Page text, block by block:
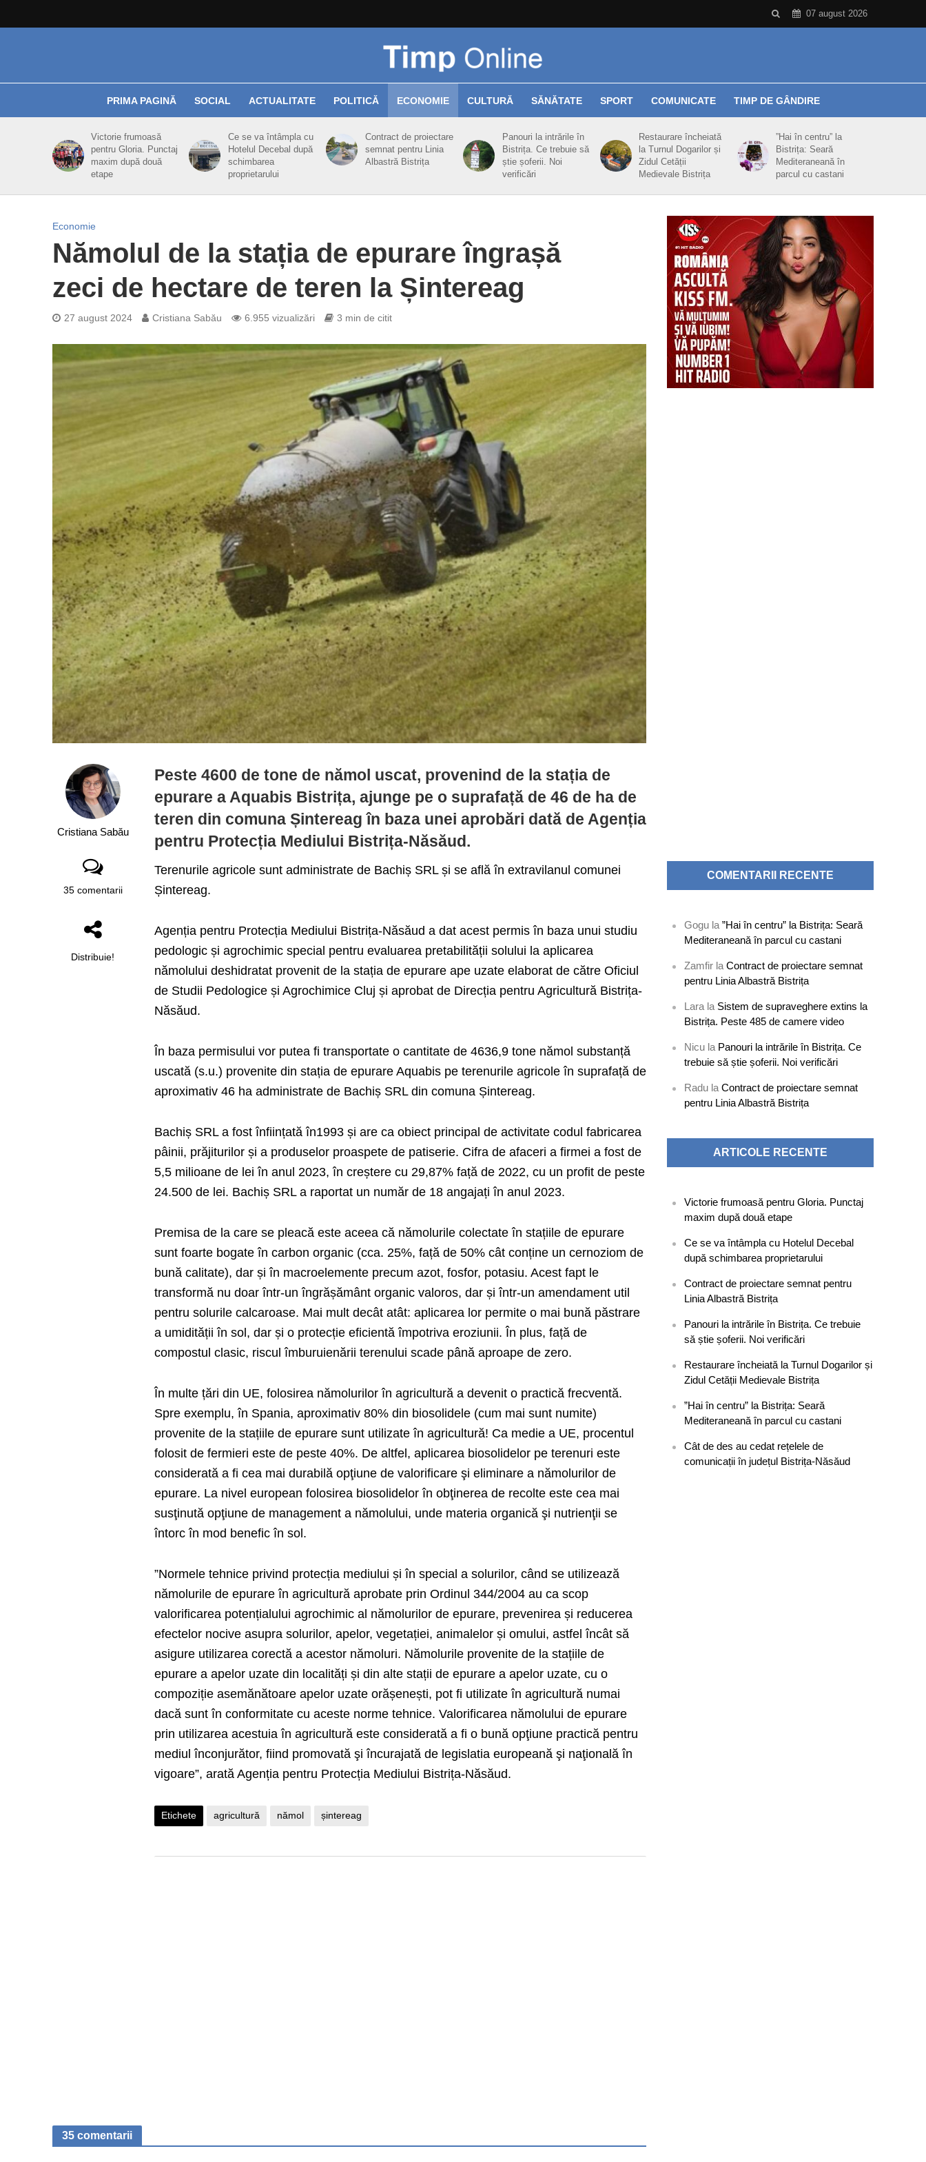
07 august 2026
PRIMA PAGINĂ SOCIAL ACTUALITATE POLITICĂ ECONOMIE CULTURĂ SĂNĂTATE SPORT COMUNICATE TIMP DE GÂNDIRE
Victorie frumoasă
pentru Gloria. Punctaj
maxim după două
etape
Ce se va întâmpla cu
Hotelul Decebal după
schimbarea
proprietarului
Contract de proiectare
semnat pentru Linia
Albastră Bistrița
Panouri la intrările în
Bistrița. Ce trebuie să
știe șoferii. Noi
verificări
Restaurare încheiată
la Turnul Dogarilor și
Zidul Cetății
Medievale Bistrița
”Hai în centru” la
Bistrița: Seară
Mediteraneană în
parcul cu castani
Economie
Nămolul de la stația de epurare îngrașă
zeci de hectare de teren la Șintereag
27 august 2024 Cristiana Sabău 6.955 vizualizări 3 min de citit
Cristiana Sabău
35 comentarii
Distribuie!
Peste 4600 de tone de nămol uscat, provenind de la stația de
epurare a Aquabis Bistrița, ajunge pe o suprafață de 46 de ha de
teren din comuna Șintereag în baza unei aprobări dată de Agenția
pentru Protecția Mediului Bistrița-Năsăud.
Terenurile agricole sunt administrate de Bachiș SRL și se află în extravilanul comunei
Șintereag.
Agenția pentru Protecția Mediului Bistrița-Năsăud a dat acest permis în baza unui studiu
pedologic și agrochimic special pentru evaluarea pretabilității solului la aplicarea
nămolului deshidratat provenit de la stația de epurare ape uzate elaborat de către Oficiul
de Studii Pedologice și Agrochimice Cluj și aprobat de Direcția pentru Agricultură Bistrița-
Năsăud.
În baza permisului vor putea fi transportate o cantitate de 4636,9 tone nămol substanță
uscată (s.u.) provenite din stația de epurare Aquabis pe terenurile agricole în suprafață de
aproximativ 46 ha administrate de Bachiș SRL din comuna Șintereag.
Bachiș SRL a fost înființată în1993 și are ca obiect principal de activitate codul fabricarea
pâinii, prăjiturilor și a produselor proaspete de patiserie. Cifra de afaceri a firmei a fost de
5,5 milioane de lei în anul 2023, în creștere cu 29,87% față de 2022, cu un profit de peste
24.500 de lei. Bachiș SRL a raportat un număr de 18 angajați în anul 2023.
Premisa de la care se pleacă este aceea că nămolurile colectate în stațiile de epurare
sunt foarte bogate în carbon organic (cca. 25%, față de 50% cât conține un cernoziom de
bună calitate), dar și în macroelemente precum azot, fosfor, potasiu. Acest fapt le
transformă nu doar într-un îngrășământ organic valoros, dar și într-un amendament util
pentru solurile calcaroase. Mai mult decât atât: aplicarea lor permite o mai bună păstrare
a umidității în sol, dar și o protecție eficientă împotriva eroziunii. În plus, față de
compostul clasic, riscul îmburuienării terenului scade până aproape de zero.
În multe țări din UE, folosirea nămolurilor în agricultură a devenit o practică frecventă.
Spre exemplu, în Spania, aproximativ 80% din biosolidele (cum mai sunt numite)
provenite de la stațiile de epurare sunt utilizate în agricultură! Ca medie a UE, procentul
folosit de fermieri este de peste 40%. De altfel, aplicarea biosolidelor pe terenuri este
considerată a fi cea mai durabilă opţiune de valorificare şi eliminare a nămolurilor de
epurare. La nivel european folosirea biosolidelor în obţinerea de recolte este cea mai
susţinută opţiune de management a nămolului, unde materia organică şi nutrienţii se
întorc în mod benefic în sol.
”Normele tehnice privind protecția mediului și în special a solurilor, când se utilizează
nămolurile de epurare în agricultură aprobate prin Ordinul 344/2004 au ca scop
valorificarea potențialului agrochimic al nămolurilor de epurare, prevenirea și reducerea
efectelor nocive asupra solurilor, apelor, vegetației, animalelor și omului, astfel încât să
asigure utilizarea corectă a acestor nămoluri. Nămolurile provenite de la stațiile de
epurare a apelor uzate din localități și din alte stații de epurare a apelor uzate, cu o
compoziție asemănătoare apelor uzate orășenești, pot fi utilizate în agricultură numai
dacă sunt în conformitate cu aceste norme tehnice. Valorificarea nămolului de epurare
prin utilizarea acestuia în agricultură este considerată a fi o bună opţiune practică pentru
mediul înconjurător, fiind promovată şi încurajată de legislatia europeană şi naţională în
vigoare”, arată Agenția pentru Protecția Mediului Bistrița-Năsăud.
Etichete agricultură nămol șintereag
35 comentarii
COMENTARII RECENTE
Gogu la”Hai în centru” la Bistrița: Seară
Mediteraneană în parcul cu castani
Zamfir laContract de proiectare semnat
pentru Linia Albastră Bistrița
Lara la Sistem de supraveghere extins la
Bistrița. Peste 485 de camere video
Nicu la Panouri la intrările în Bistrița. Ce
trebuie să știe șoferii. Noi verificări
Radu laContract de proiectare semnat
pentru Linia Albastră Bistrița
ARTICOLE RECENTE
Victorie frumoasă pentru Gloria. Punctaj
maxim după două etape
Ce se va întâmpla cu Hotelul Decebal
după schimbarea proprietarului
Contract de proiectare semnat pentru
Linia Albastră Bistrița
Panouri la intrările în Bistrița. Ce trebuie
să știe șoferii. Noi verificări
Restaurare încheiată la Turnul Dogarilor și
Zidul Cetății Medievale Bistrița
”Hai în centru” la Bistrița: Seară
Mediteraneană în parcul cu castani
Cât de des au cedat rețelele de
comunicații în județul Bistrița-Năsăud